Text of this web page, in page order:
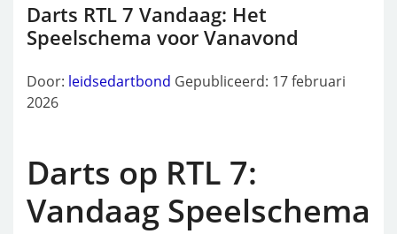
Darts RTL 7 Vandaag: Het
Speelschema voor Vanavond
Door: leidsedartbond Gepubliceerd: 17 februari
2026
Darts op RTL 7:
Vandaag Speelschema